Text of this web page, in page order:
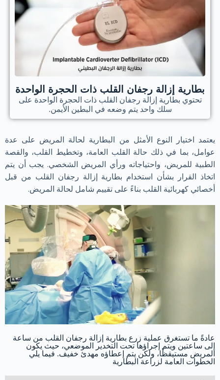
بطارية إزالة رجفان القلب ذات الحجرة الواحدة
تحتوي بطارية إزالة رجفان القلب ذات الحجرة الواحدة على
سلك واحد يتم وضعه في البطين الأيمن.
يعتمد اختيار النوع الأمثل من البطارية لحالة المريض على عدة
عوامل، بما في ذلك حالة القلب العامة، وتخطيط القلب، والقصة
الطبية للمريض، واحتياجاته ورأي المريض الشخصي. يجب أن يتم
اتخاذ القرار بشأن استخدام بطارية إزالة رجفان القلب من قبل
أخصائي كهربائية القلب بناءً على تقييم شامل لحالة المريض.
عادةً ما تستغرق عملية زرع بطارية إزالة رجفان القلب من ساعة
إلى ساعتين ويتم إجراؤها تحت التخدير الموضعي، حيث يكون
المريض مستيقظًا، ولكن يتم إعطاؤه مهدئ خفيف. فيما يلي
الخطوات العامة لزراعة البطارية